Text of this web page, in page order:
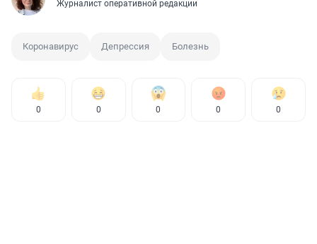
Журналист оперативной редакции
Коронавирус Депрессия Болезнь
0 0 0 0 0